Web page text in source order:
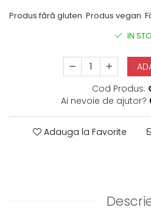
Produs fără gluten. Produs vegan.
IN
Cod Produs:
Ai nevoie de ajutor?
Adauga la Favorite